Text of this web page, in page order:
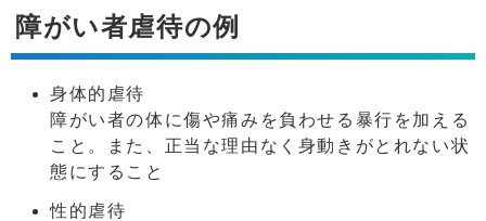
障がい者虐待の例
身体的虐待
障がい者の体に傷や痛みを負わせる暴行を加える
こと。また、正当な理由なく身動きがとれない状
態にすること
性的虐待